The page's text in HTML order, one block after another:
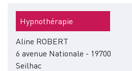
Hypnothérapie
Aline ROBERT
6 avenue Nationale - 19700
Seilhac